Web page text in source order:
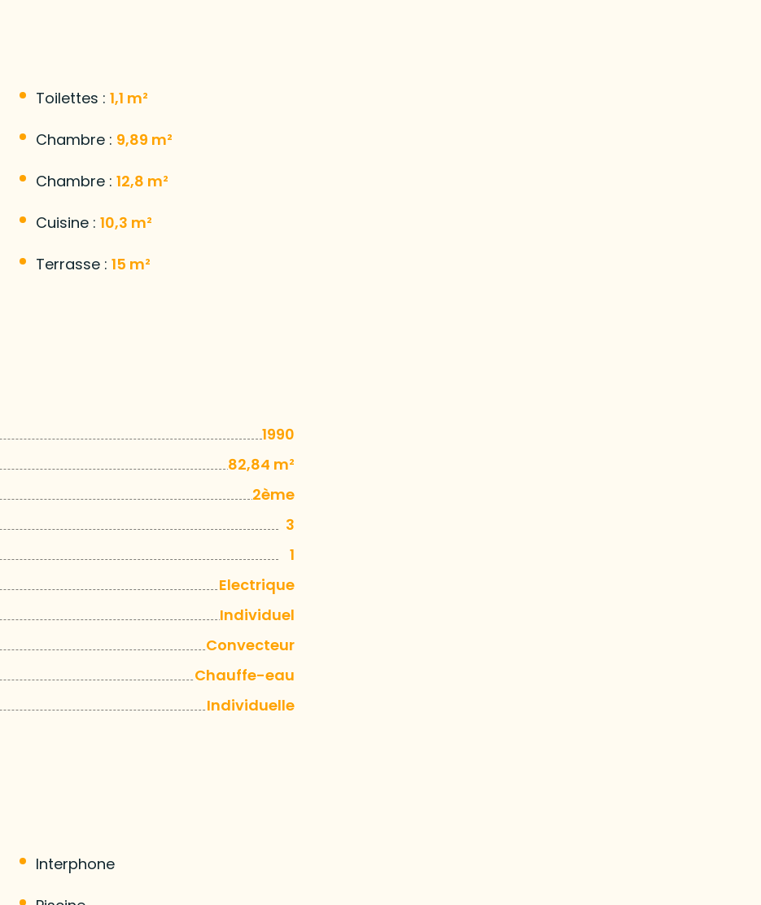
Toilettes : 1,1 m²
Chambre : 9,89 m²
Chambre : 12,8 m²
Cuisine : 10,3 m²
Terrasse : 15 m²
1990
82,84 m²
2ème
3
1
Electrique
Individuel
Convecteur
Chauffe-eau
Individuelle
Interphone